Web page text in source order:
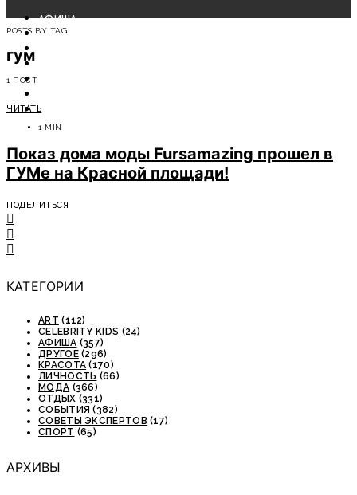
АФИША
СОБЫТИЯ
СОВЕТЫ ЭКСПЕРТОВ
POSTS BY TAG
гум
1 ПОСТ
ЧИТАТЬ
1 MIN
Показ дома моды Fursamazing прошел в
ГУМе на Красной площади!
ПОДЕЛИТЬСЯ
КАТЕГОРИИ
ART (112)
CELEBRITY KIDS (24)
АФИША (357)
ДРУГОЕ(296)
КРАСОТА (170)
ЛИЧНОСТЬ (66)
МОДА (366)
ОТДЫХ (331)
СОБЫТИЯ (382)
СОВЕТЫ ЭКСПЕРТОВ (17)
СПОРТ (65)
АРХИВЫ